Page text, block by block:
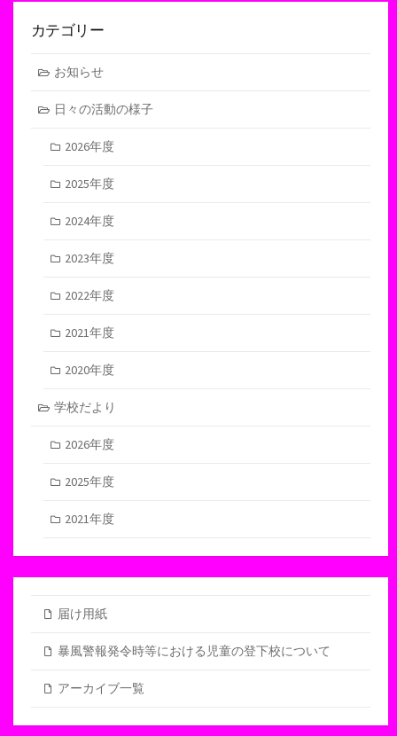
カテゴリー
お知らせ
日々の活動の様子
2026年度
2025年度
2024年度
2023年度
2022年度
2021年度
2020年度
学校だより
2026年度
2025年度
2021年度
届け用紙
暴風警報発令時等における児童の登下校について
アーカイブ一覧